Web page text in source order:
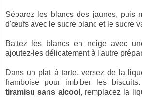
Séparez les blancs des jaunes, puis
d'œufs avec le sucre blanc et le sucre
Battez les blancs en neige avec
ajoutez-les délicatement à l'autre
Dans un plat à tarte, versez de la
framboise pour imbiber les
tiramisu sans alcool , remplacez la